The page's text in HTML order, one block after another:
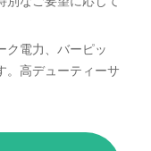
ク電力、バーピッ
。高デューティーサ